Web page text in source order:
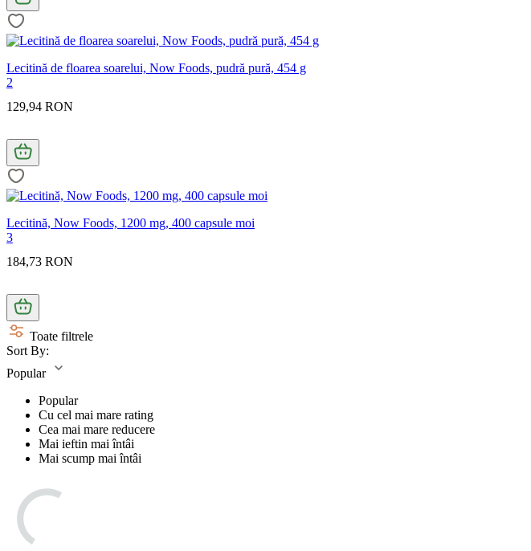
Lecitină de floarea soarelui, Now Foods, pudră pură, 454 g
2
129,94 RON
Lecitină, Now Foods, 1200 mg, 400 capsule moi
3
184,73 RON
Toate filtrele
Sort By:
Popular
Popular
Cu cel mai mare rating
Cea mai mare reducere
Mai ieftin mai întâi
Mai scump mai întâi